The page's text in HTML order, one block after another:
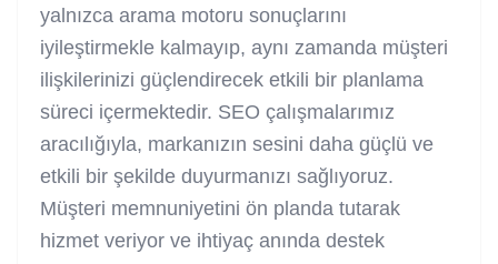
yalnızca arama motoru sonuçlarını
iyileştirmekle kalmayıp, aynı zamanda müşteri
ilişkilerinizi güçlendirecek etkili bir planlama
süreci içermektedir. SEO çalışmalarımız
aracılığıyla, markanızın sesini daha güçlü ve
etkili bir şekilde duyurmanızı sağlıyoruz.
Müşteri memnuniyetini ön planda tutarak
hizmet veriyor ve ihtiyaç anında destek